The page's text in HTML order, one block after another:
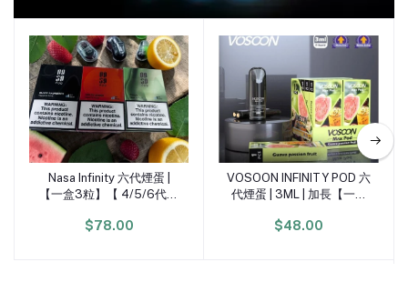
加入購物車
Nasa Infinity 六代煙蛋 |
【一盒3粒】【 4/5/6代電
$78.00
加入購物車
VOSOON INFINITY POD 六
代煙蛋 | 3ML | 加長【一盒
通用】
$48.00